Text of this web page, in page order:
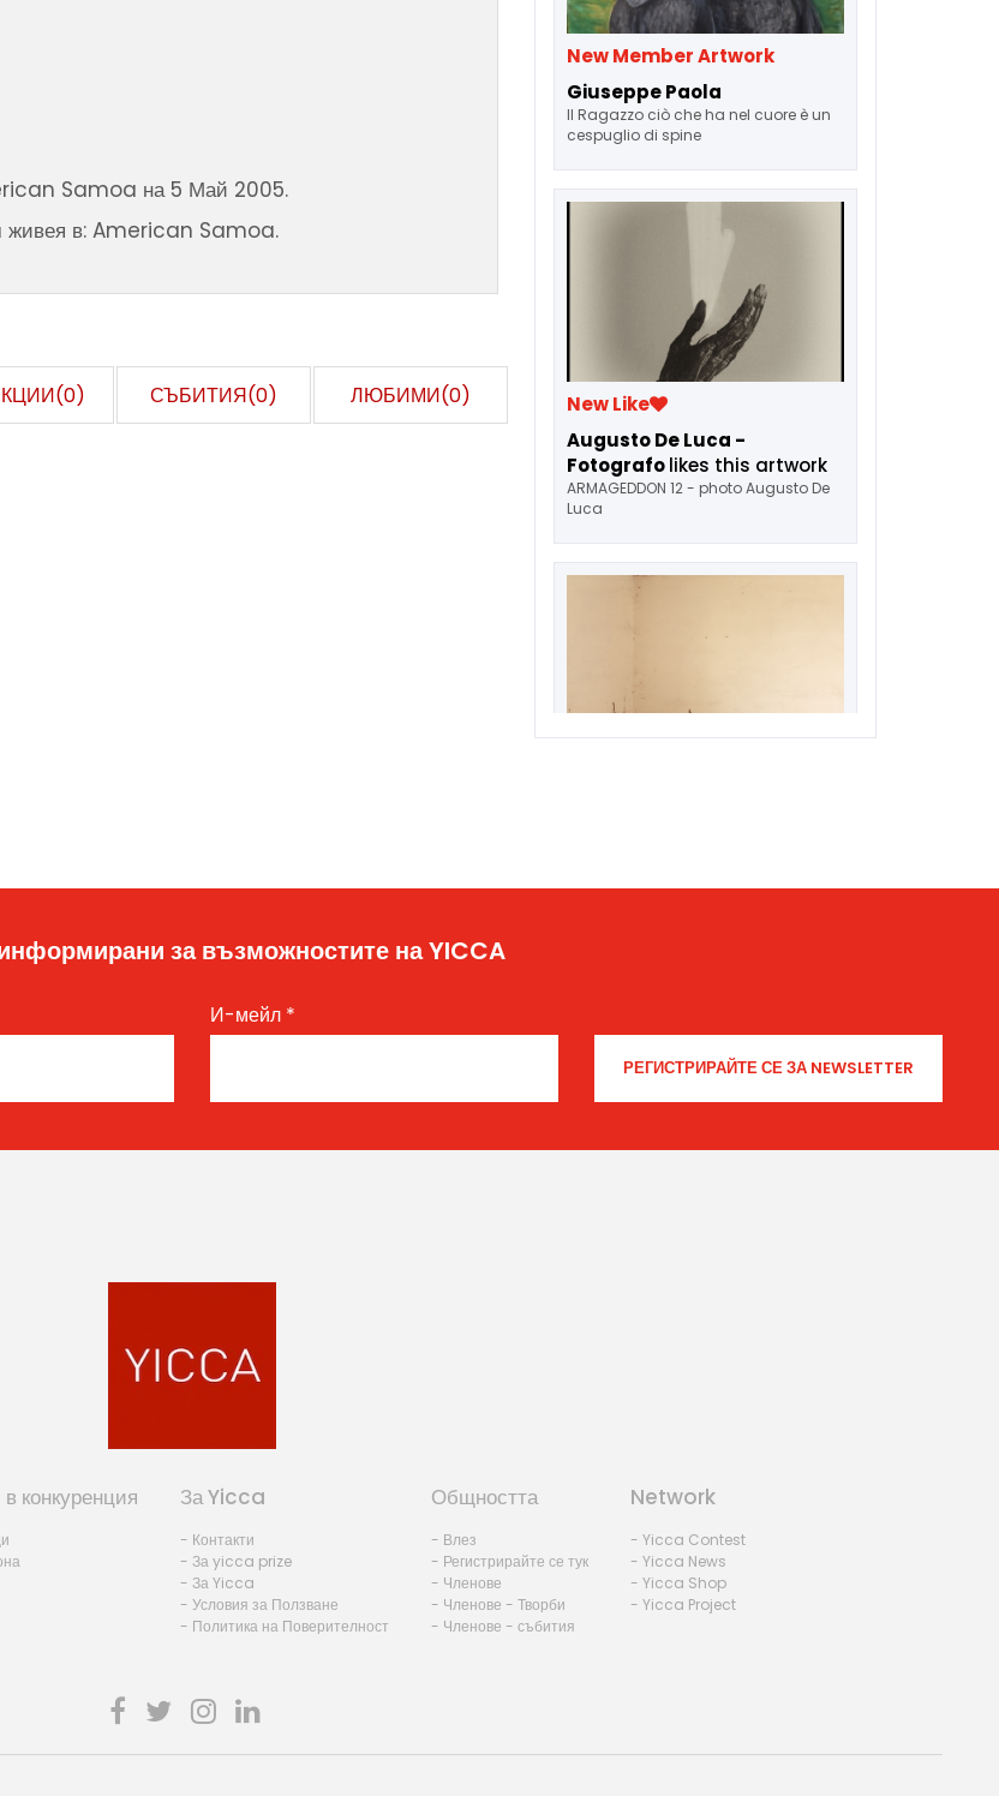
Samoa на 5 Май 2005.
живея в: American Samoa.
СЪБИТИЯ(0) ЛЮБИМИ(0)
New Member Artwork
Giuseppe Paola
Il Ragazzo ciò che ha nel cuore è un
cespuglio di spine
New Like
Augusto De Luca -
Fotografolikes this artwork
ARMAGEDDON 12 - photo Augusto De
Luca
за възможностите на YICCA
И-мейл *
конкуренция За Yicca
- Контакти
- За yicca prize
- За Yicca
- Условия за Ползване
- Политика на Поверителност
Общността
- Влез
- Регистрирайте се тук
- Членове
- Членове - Творби
- Членове - събития
Network
- Yicca Contest
- Yicca News
- Yicca Shop
- Yicca Project